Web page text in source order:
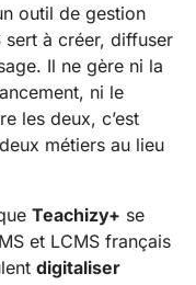
outil de gestion
sert à créer, diffuser
Il ne gère ni la
ni le
les deux, c’est
métiers au lieu
Teachizy+ se
et LCMS français
digitaliser